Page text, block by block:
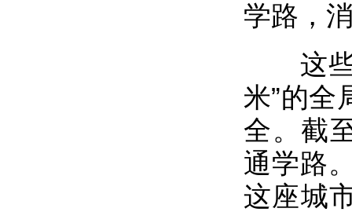
学路，
这些
米”的全
全。截
通学路
这座城